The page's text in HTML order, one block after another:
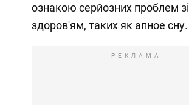
ознакою серйозних проблем зі
здоров'ям, таких як апное сну.
РЕКЛАМА